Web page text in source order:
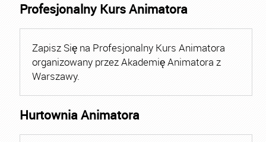
Profesjonalny Kurs Animatora
Zapisz Się na Profesjonalny Kurs Animatora
organizowany przez Akademię Animatora z
Warszawy.
Hurtownia Animatora